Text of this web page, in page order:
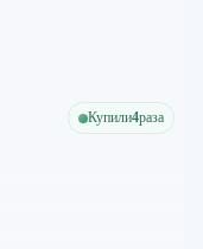
Купили4раза